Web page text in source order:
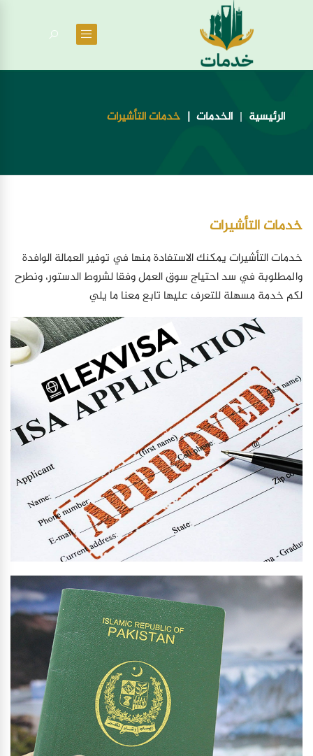
الرئيسية الخدمات خدمات التأشيرات
خدمات التأشيرات
خدمات التأشيرات يمكنك الاستفادة منها في توفير العمالة الوافدة
والمطلوبة في سد احتياج سوق العمل وفقا لشروط الدستور، ونطرح
لكم خدمة مسهلة للتعرف عليها تابع معنا ما يلي